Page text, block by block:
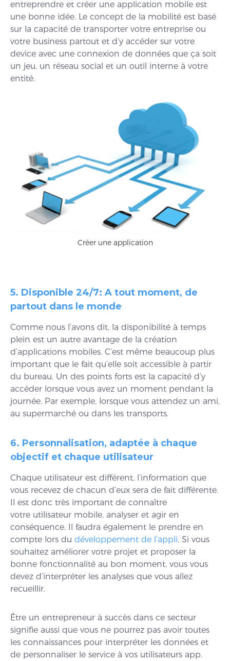
entreprendre et créer une application mobile est
une bonne idée. Le concept de la mobilité est basé
sur la capacité de transporter votre entreprise ou
votre business partout et d’y accéder sur votre
device avec une connexion de données que ça soit
un jeu, un réseau social et un outil interne à votre
entité.
Créer une application
5. Disponible 24/7: A tout moment, de
partout dans le monde
Comme nous l’avons dit, la disponibilité à temps
plein est un autre avantage de la création
d’applications mobiles. C’est même beaucoup plus
important que le fait qu’elle soit accessible à partir
du bureau. Un des points forts est la capacité d’y
accéder lorsque vous avez un moment pendant la
journée. Par exemple, lorsque vous attendez un ami,
au supermarché ou dans les transports.
6. Personnalisation, adaptée à chaque
objectif et chaque utilisateur
Chaque utilisateur est différent, l’information que
vous recevez de chacun d’eux sera de fait différente.
Il est donc très important de connaître
votre utilisateur mobile, analyser et agir en
conséquence. Il faudra également le prendre en
compte lors du développement de l’appli. Si vous
souhaitez améliorer votre projet et proposer la
bonne fonctionnalité au bon moment, vous vous
devez d’interpréter les analyses que vous allez
recueillir.
Être un entrepreneur à succès dans ce secteur
signifie aussi que vous ne pourrez pas avoir toutes
les connaissances pour interpréter les données et
de personnaliser le service à vos utilisateurs app.